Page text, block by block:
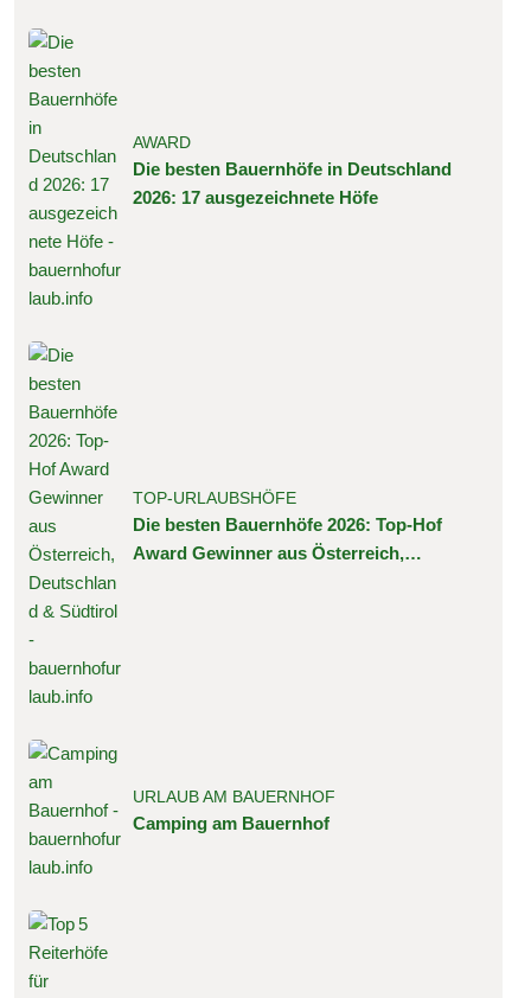
AWARD
Die besten Bauernhöfe in Deutschland
2026: 17 ausgezeichnete Höfe
TOP-URLAUBSHÖFE
Die besten Bauernhöfe 2026: Top-Hof
Award Gewinner aus Österreich,
URLAUB AM BAUERNHOF
Camping am Bauernhof